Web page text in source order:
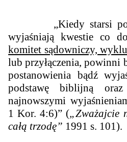
„Kiedy starsi
wyjaśniają kwestie co
komitet sądowniczy,
lub przyłączenia, powinni
postanowienia bądź
podstawę biblijną
najnowszymi
1 Kor. 4:6)” („Zważajcie
całą trzodę” 1991 s. 101).